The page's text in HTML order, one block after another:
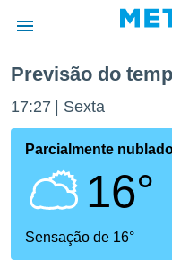
da
fornecidas
a este
Previsão do
17:27 Sexta
Parcialmente
16°
Sensação de 16°